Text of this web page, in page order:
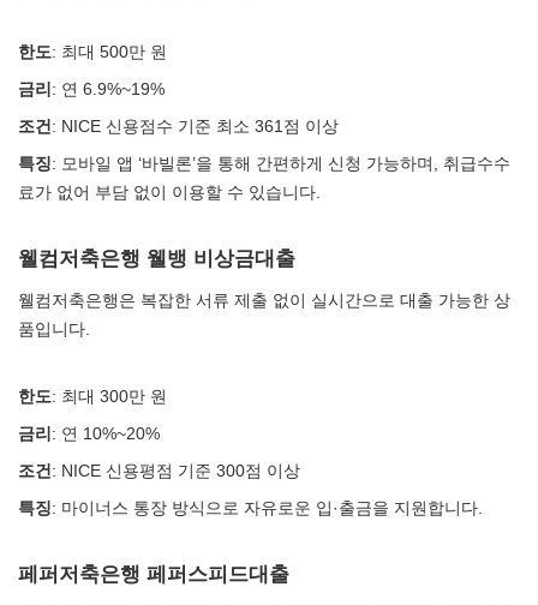
한도: 최대 500만 원
금리 : 연 6.9%~19%
조건 : NICE 신용점수 기준 최소 361점 이상
특징: 모바일 앱 ‘바빌론’을 통해 간편하게 신청 가능하며, 취급수수
료가 없어 부담 없이 이용할 수 있습니다.
웰컴저축은행 웰뱅 비상금대출
웰컴저축은행은 복잡한 서류 제출 없이 실시간으로 대출 가능한 상
품입니다.
한도: 최대 300만 원
금리 : 연 10%~20%
조건 : NICE 신용평점 기준 300점 이상
특징: 마이너스 통장 방식으로 자유로운 입·출금을 지원합니다.
페퍼저축은행 페퍼스피드대출